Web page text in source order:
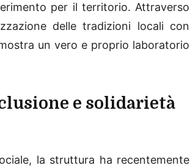
per il territorio. Attraverso
delle tradizioni locali con
un vero e proprio laboratorio
e solidarietà
la struttura ha recentemente